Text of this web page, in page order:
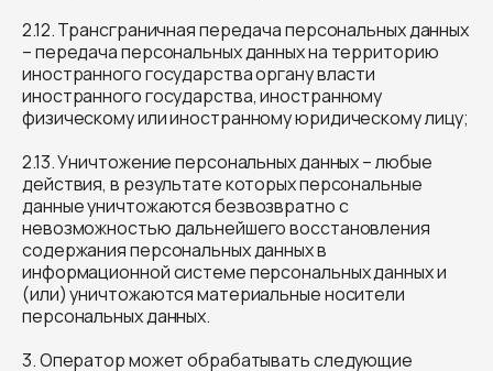
2.12. Трансграничная передача персональных данных
– передача персональных данных на территорию
иностранного государства органу власти
иностранного государства, иностранному
физическому или иностранному юридическому лицу;
2.13. Уничтожение персональных данных – любые
действия, в результате которых персональные
данные уничтожаются безвозвратно с
невозможностью дальнейшего восстановления
содержания персональных данных в
информационной системе персональных данных и
(или) уничтожаются материальные носители
персональных данных.
3. Оператор может обрабатывать следующие